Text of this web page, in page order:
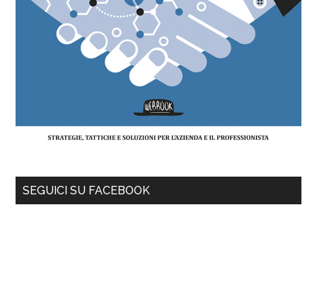
SEGUICI SU FACEBOOK